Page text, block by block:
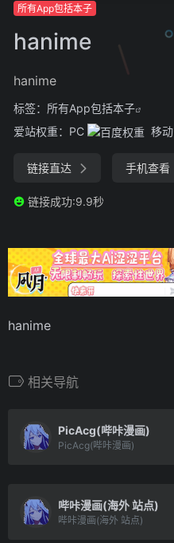
所有App包括本子
hanime
hanime
标签： 所有App包括本子
爱站权重： PC 移动
链接直达 手机查看
链接成功:9.9秒
hanime
相关导航
PicAcg(哔咔漫画)
PicAcg(哔咔漫画)
哔咔漫画(海外 站点)
哔咔漫画(海外 站点)